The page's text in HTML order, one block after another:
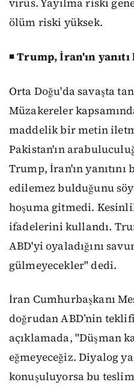
virüs. Yayılma riski
ölüm riski yüksek.
◾Trump, İran'ın
Orta Doğu'da savaşta
Müzakereler
maddelik bir metin
Pakistan'ın
Trump, İran'ın
edilemez bulduğunu
hoşuma gitmedi.
ifadelerini kullandı.
ABD'yi oyaladığını
gülmeyecekler" dedi.
İran Cumhurbaşkanı
doğrudan ABD’nin
açıklamada, "Düşman
eğmeyeceğiz. Diyalog
konuşuluyorsa bu